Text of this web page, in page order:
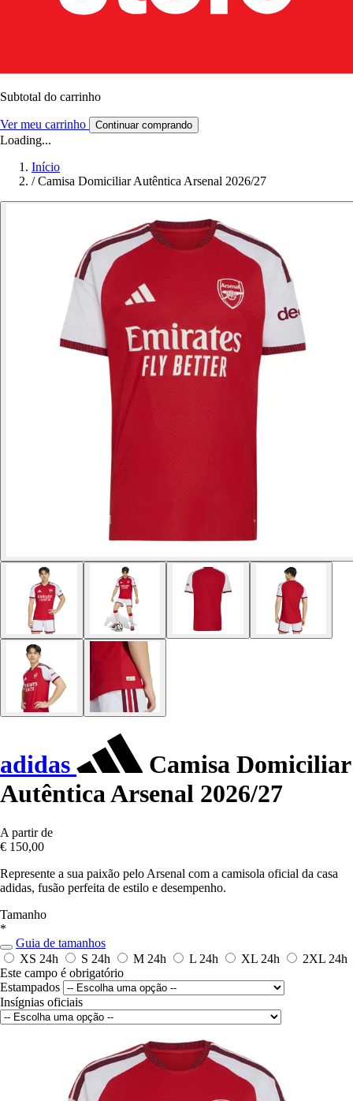
Subtotal do carrinho
Ver meu carrinho Continuar comprando
Loading...
Início
/ Camisa Domiciliar Autêntica Arsenal 2026/27
adidas
Camisa Domiciliar
Autêntica Arsenal 2026/27
A partir de
€ 150,00
Represente a sua paixão pelo Arsenal com a camisola oficial da casa
adidas, fusão perfeita de estilo e desempenho.
Tamanho
*
Guia de tamanhos
XS 24h S 24h M 24h L 24h XL 24h 2XL 24h
Este campo é obrigatório
Estampados
Insígnias oficiais